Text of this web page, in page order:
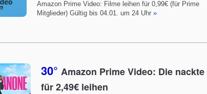
Amazon Prime Video: Filme leihen für 0,99€ (für Prime
Mitglieder) Gültig bis 04.01. um 24 Uhr »
30° Amazon Prime Video: Die
für 2,49€ leihen